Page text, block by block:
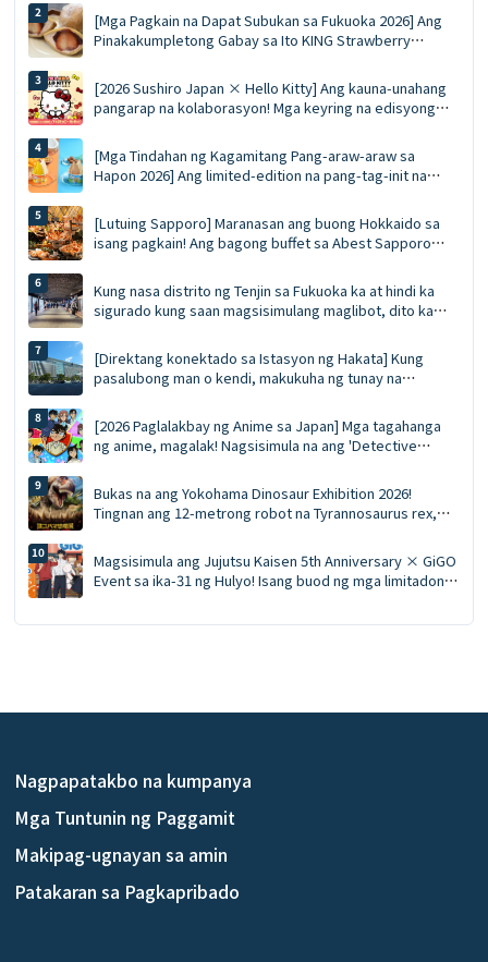
na mga pagkaing pinipila at listahan ng pamimili
[Mga Pagkain na Dapat Subukan sa Fukuoka 2026] Ang
Pinakakumpletong Gabay sa Ito KING Strawberry
ang mousse ace na eksklusibo sa tag-init
[2026 Sushiro Japan × Hello Kitty] Ang kauna-unahang
pangarap na kolaborasyon! Mga keyring na edisyong
kumpletong gabay sa limang tematikong restawran
[Mga Tindahan ng Kagamitang Pang-araw-araw sa
Hapon 2026] Ang limited-edition na pang-tag-init na
lasa: Juicy Fruit at Salted Caramel Pistachio
[Lutuing Sapporo] Maranasan ang buong Hokkaido sa
isang pagkain! Ang bagong buffet sa Abest Sapporo
pagtikim ng ligaw na bluefin tuna, at GARAKU soup curry
Kung nasa distrito ng Tenjin sa Fukuoka ka at hindi ka
sigurado kung saan magsisimulang maglibot, dito ka
Underground Shopping Arcade | Pagkain, pamimili, at
mga souvenir nang sabay-sabay
[Direktang konektado sa Istasyon ng Hakata] Kung
pasalubong man o kendi, makukuha ng tunay na
MING. Ang Pinakahuling Gabay sa MING (Edisyon 2026)
[2026 Paglalakbay ng Anime sa Japan] Mga tagahanga
ng anime, magalak! Nagsisimula na ang 'Detective
bagong merchandise, photo session kasama ang mga
karakter, at isang praktikal na gabay sa pag-book ng
transportasyon ✨
Bukas na ang Yokohama Dinosaur Exhibition 2026!
Tingnan ang 12-metrong robot na Tyrannosaurus rex,
limitadong edisyong produkto ng Ki-Yo-Ken nang
sabay-sabay.
Magsisimula ang Jujutsu Kaisen 5th Anniversary × GiGO
Event sa ika-31 ng Hulyo! Isang buod ng mga limitadong
Kaisen, mga inumin, at ang pop-up shop.
Nagpapatakbo na kumpanya
Mga Tuntunin ng Paggamit
Makipag-ugnayan sa amin
Patakaran sa Pagkapribado